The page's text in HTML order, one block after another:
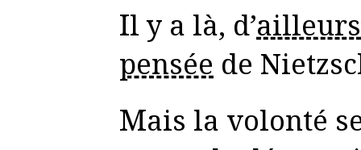
Il y a là, d’ailleurs
pensée de
Mais la volonté seule est efficace